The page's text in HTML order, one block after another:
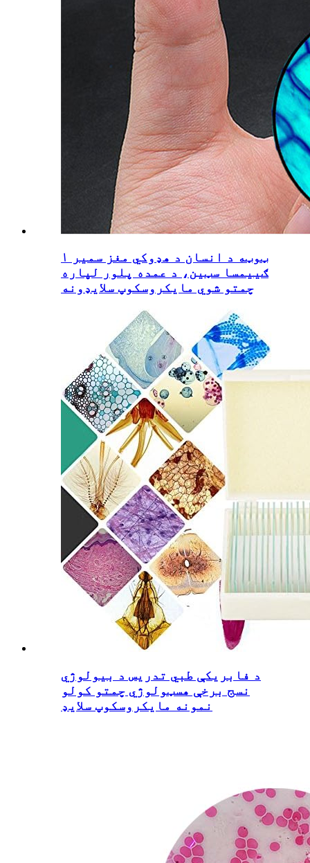
۱ ټوټه د انسان د هډوکي مغز سمیر
ګییمسا سټین، د عمده پلور لپاره
چمتو شوي مایکروسکوپ سلایډونه
د فابریکې طبي تدریس د بیولوژي
نسج برخې هسټولوژي چمتو کولو
نمونه مایکروسکوپ سلایډ